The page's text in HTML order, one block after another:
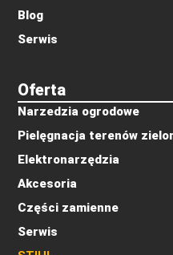
Oferta
Narzedzia ogrodowe
Pielęgnacja terenów
Elektronarzędzia
Akcesoria
Części zamienne
Serwis
Blog
Serwis